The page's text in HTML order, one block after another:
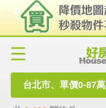
台北市、單價0-87萬